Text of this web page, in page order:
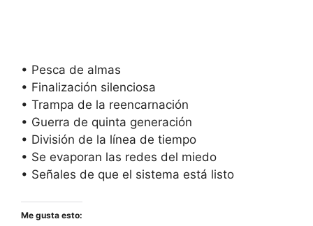
• Pesca de almas
• Finalización silenciosa
• Trampa de la reencarnación
• Guerra de quinta generación
• División de la línea de tiempo
• Se evaporan las redes del miedo
• Señales de que el sistema está listo
Me gusta esto: